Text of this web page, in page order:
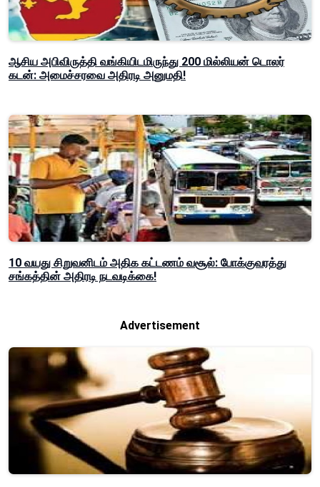
ஆசிய அபிவிருத்தி வங்கியிடமிருந்து 200 மில்லியன் டொலர்
கடன்: அமைச்சரவை அதிரடி அனுமதி!
10 வயது சிறுவனிடம் அதிக கட்டணம் வசூல்: போக்குவரத்து
சங்கத்தின் அதிரடி நடவடிக்கை!
Advertisement